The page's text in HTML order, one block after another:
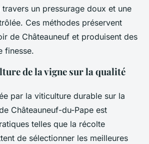
un pressurage doux et une
Ces méthodes préservent
de Châteauneuf et produisent des
finesse.
de la vigne sur la qualité
par la viticulture durable sur la
Châteauneuf-du-Pape est
telles que la récolte
de sélectionner les meilleures